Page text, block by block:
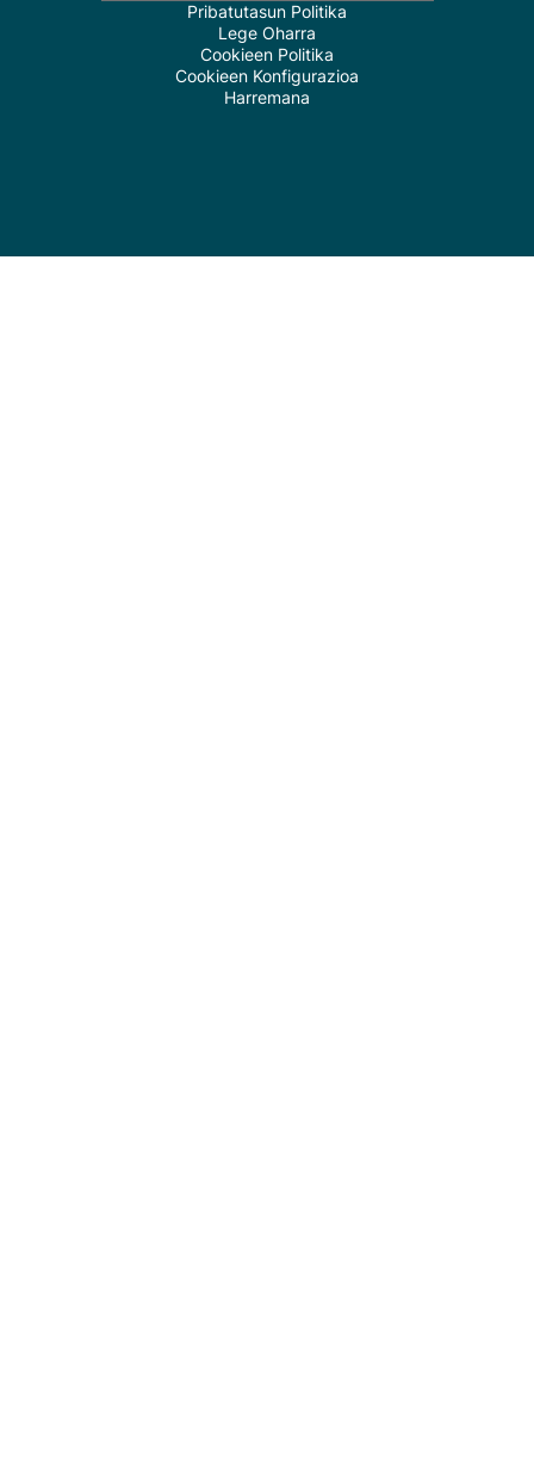
Pribatutasun Politika
Lege Oharra
Cookieen Politika
Cookieen Konfigurazioa
Harremana